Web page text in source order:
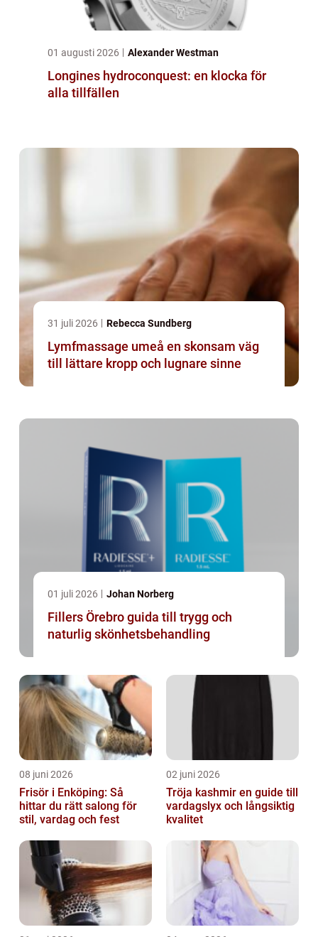
01 augusti 2026 Alexander Westman
Longines hydroconquest: en klocka för
alla tillfällen
31 juli 2026 Rebecca Sundberg
Lymfmassage umeå en skonsam väg
till lättare kropp och lugnare sinne
01 juli 2026 Johan Norberg
Fillers Örebro guida till trygg och
naturlig skönhetsbehandling
08 juni 2026
Frisör i Enköping: Så
hittar du rätt salong för
stil, vardag och fest
02 juni 2026
Tröja kashmir en guide till
vardagslyx och långsiktig
kvalitet